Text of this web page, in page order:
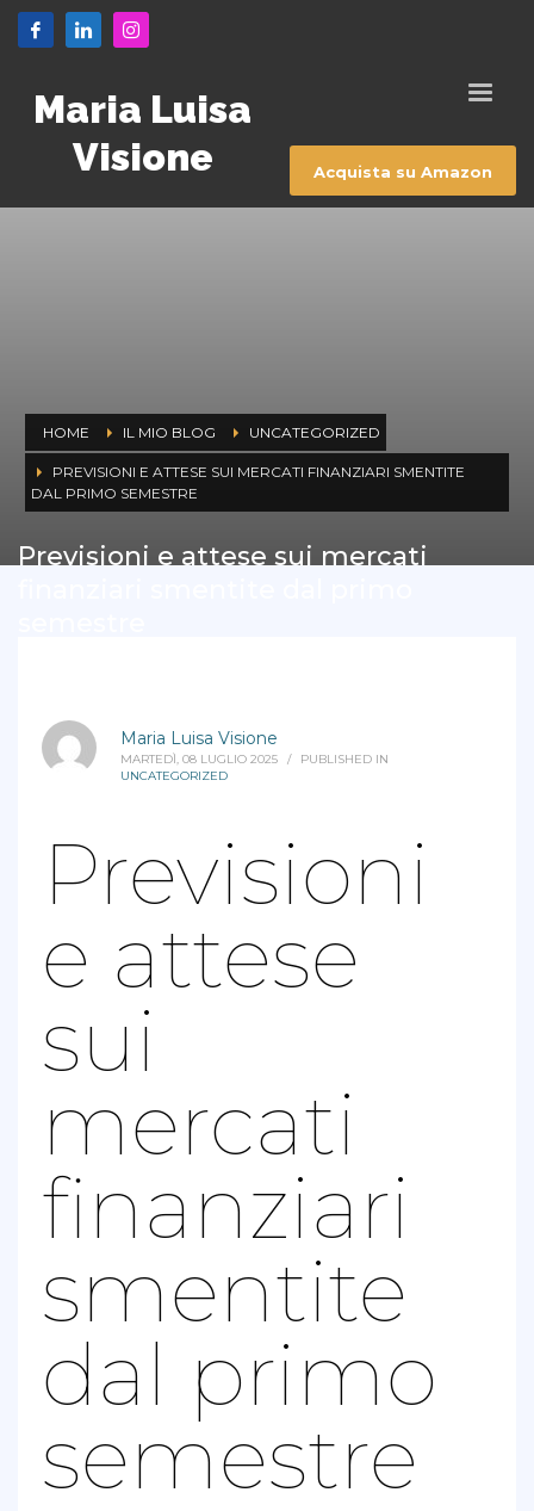
Maria Luisa
Visione
Acquista su Amazon
HOME IL MIO BLOG UNCATEGORIZED
PREVISIONI E ATTESE SUI MERCATI FINANZIARI SMENTITE
DAL PRIMO SEMESTRE
Previsioni e attese sui mercati
Maria Luisa Visione
MARTEDÌ, 08 LUGLIO 2025 /
PUBLISHED IN
UNCATEGORIZED
Previsioni
e attese
sui
mercati
finanziari
smentite
dal primo
semestre